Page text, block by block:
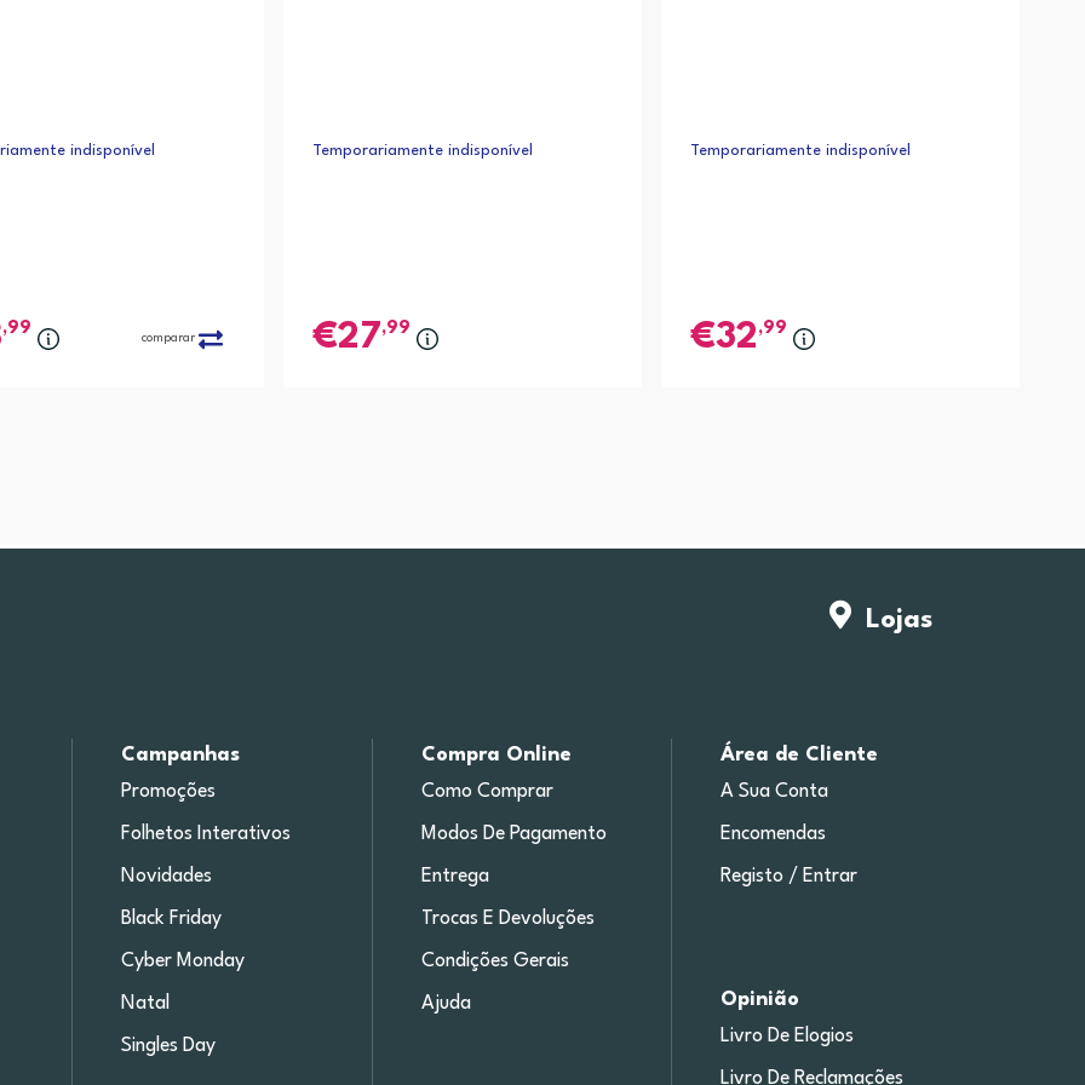
indisponível
,99
comparar
Temporariamente indisponível
27,99
Temporariamente indisponível
32 ,99
Lojas
Campanhas
Promoções
Folhetos Interativos
Novidades
Black Friday
Cyber Monday
Natal
Singles Day
Compra Online
Como Comprar
Modos De Pagamento
Entrega
Trocas E Devoluções
Condições Gerais
Ajuda
Área de Cliente
A Sua Conta
Encomendas
Registo / Entrar
Opinião
Livro De Elogios
Livro De Reclamações